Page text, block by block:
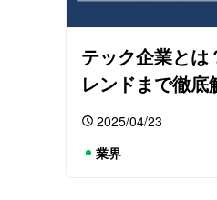
テック企業とは
レンドまで徹底
2025/04/23
業界